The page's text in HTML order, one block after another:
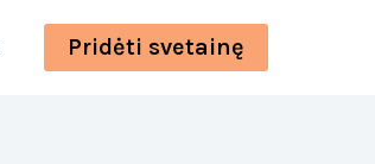
Pridėti svetainę